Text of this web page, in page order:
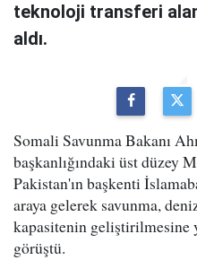
teknoloji transferi
aldı.
Somali Savunma Bakanı
başkanlığındaki üst düzey
Pakistan'ın başkenti
araya gelerek savunma,
kapasitenin geliştirilmesine
görüştü.